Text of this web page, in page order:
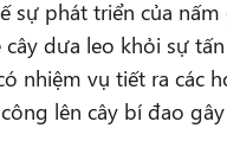
sự phát triển của
dưa leo khỏi sự
nhiệm vụ tiết ra các
lên cây bí đao